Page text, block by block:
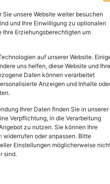
unsere Website weiter besuchen
und Ihre Einwilligung zu optionalen
Ihre Erziehungsberechtigten um
auf unserer Website.
uns helfen, diese Website und Ihre
Daten können verarbeitet
Anzeigen und Inhalte
Ihrer Daten finden Sie in unserer
Verpflichtung, in die Verarbeitung
zu nutzen. Sie können Ihre
widerrufen oder anpassen. Bitte
Einstellungen möglicherweise
sind.
Rechte vorbehalten.
mayen.de
Mayen